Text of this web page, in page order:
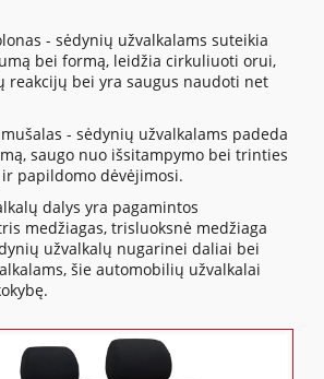
- sėdynių užvalkalams suteikia
bei formą, leidžia cirkuliuoti orui,
reakcijų bei yra saugus naudoti net
- sėdynių užvalkalams padeda
saugo nuo išsitampymo bei trinties
papildomo dėvėjimosi.
dalys yra pagamintos
medžiagas, trisluoksnė medžiaga
užvalkalų nugarinei daliai bei
šie automobilių užvalkalai